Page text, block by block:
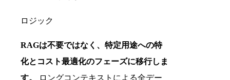
ロジック
RAGは不要ではなく、特定用途への特
化とコスト最適化のフェーズに移行しま
す。
ロングコンテキストによる全デー